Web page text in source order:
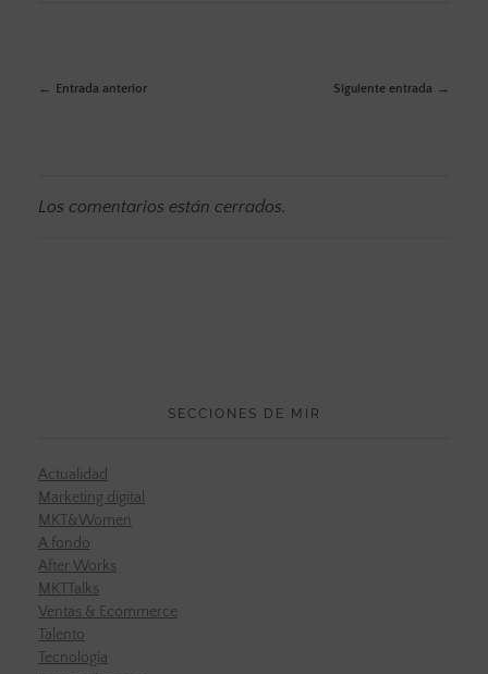
Entrada anterior Siguiente entrada
Los comentarios están cerrados.
SECCIONES DE MIR
Actualidad
Marketing digital
MKT&Women
A fondo
After Works
MKTTalks
Ventas & Ecommerce
Talento
Tecnología